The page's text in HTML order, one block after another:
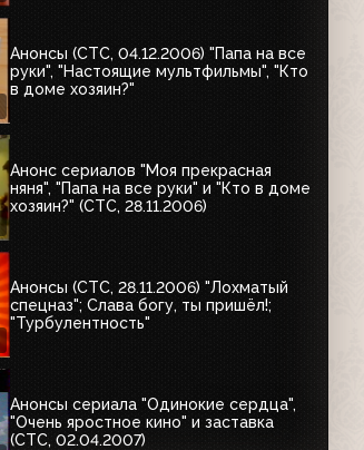
Анонсы (СТС, 04.12.2006) "Папа на все
руки", "Настоящие мультфильмы", "Кто
в доме хозяин?"
Анонс сериалов "Моя прекрасная
няня", "Папа на все руки" и "Кто в доме
хозяин?" (СТС, 28.11.2006)
Анонсы (СТС, 28.11.2006) "Лохматый
спецназ"; Слава богу, ты пришёл!;
"Турбулентность"
Анонсы сериала "Одинокие сердца",
"Очень яростное кино" и заставка
(СТС, 02.04.2007)